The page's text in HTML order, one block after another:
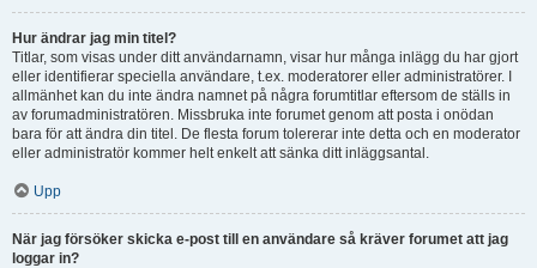
Hur ändrar jag min titel?
Titlar, som visas under ditt användarnamn, visar hur många inlägg du har gjort
eller identifierar speciella användare, t.ex. moderatorer eller administratörer. I
allmänhet kan du inte ändra namnet på några forumtitlar eftersom de ställs in
av forumadministratören. Missbruka inte forumet genom att posta i onödan
bara för att ändra din titel. De flesta forum tolererar inte detta och en moderator
eller administratör kommer helt enkelt att sänka ditt inläggsantal.
Upp
När jag försöker skicka e-post till en användare så kräver forumet att jag
loggar in?